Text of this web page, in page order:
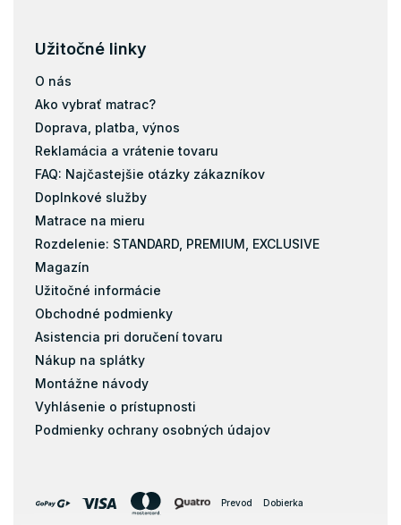
Užitočné linky
O nás
Ako vybrať matrac?
Doprava, platba, výnos
Reklamácia a vrátenie tovaru
FAQ: Najčastejšie otázky zákazníkov
Doplnkové služby
Matrace na mieru
Rozdelenie: STANDARD, PREMIUM, EXCLUSIVE
Magazín
Užitočné informácie
Obchodné podmienky
Asistencia pri doručení tovaru
Nákup na splátky
Montážne návody
Vyhlásenie o prístupnosti
Podmienky ochrany osobných údajov
Prevod Dobierka